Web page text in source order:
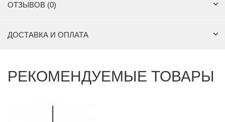
ОТЗЫВОВ (0)
ДОСТАВКА И ОПЛАТА
РЕКОМЕНДУЕМЫЕ ТОВАРЫ